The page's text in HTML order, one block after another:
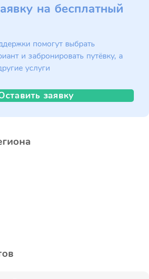
на бесплатный
помогут выбрать
и забронировать путёвку, а
услуги
заявку